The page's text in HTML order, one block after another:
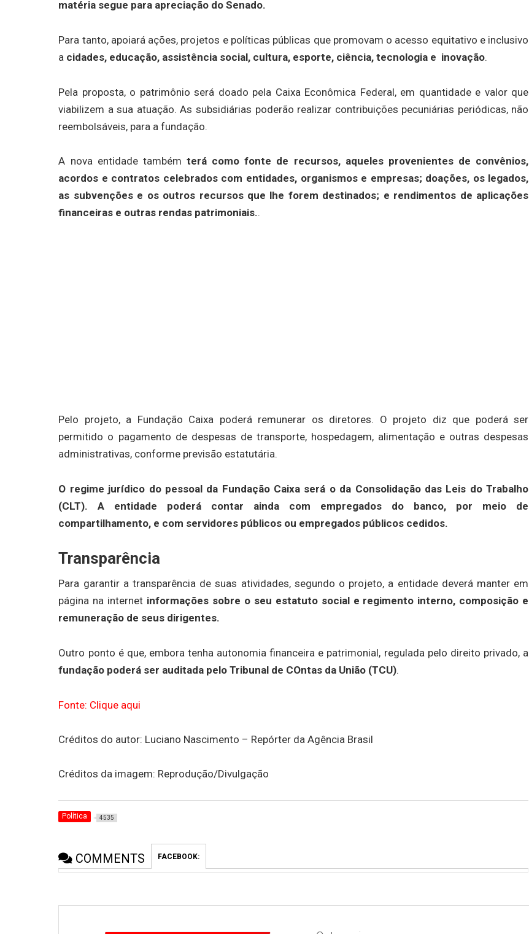
matéria segue para apreciação do Senado.
Para tanto, apoiará ações, projetos e políticas públicas que promovam o acesso equitativo e inclusivo
a cidades, educação, assistência social, cultura, esporte, ciência, tecnologia e inovação.
Pela proposta, o patrimônio será doado pela Caixa Econômica Federal, em quantidade e valor que
viabilizem a sua atuação. As subsidiárias poderão realizar contribuições pecuniárias periódicas, não
reembolsáveis, para a fundação.
A nova entidade também terá como fonte de recursos, aqueles provenientes de convênios,
acordos e contratos celebrados com entidades, organismos e empresas; doações, os legados,
as subvenções e os outros recursos que lhe forem destinados; e rendimentos de aplicações
financeiras e outras rendas patrimoniais..
Pelo projeto, a Fundação Caixa poderá remunerar os diretores. O projeto diz que poderá ser
permitido o pagamento de despesas de transporte, hospedagem, alimentação e outras despesas
administrativas, conforme previsão estatutária.
O regime jurídico do pessoal da Fundação Caixa será o da Consolidação das Leis do Trabalho
(CLT). A entidade poderá contar ainda com empregados do banco, por meio de
compartilhamento, e com servidores públicos ou empregados públicos cedidos.
Transparência
Para garantir a transparência de suas atividades, segundo o projeto, a entidade deverá manter em
página na internet informações sobre o seu estatuto social e regimento interno, composição e
remuneração de seus dirigentes.
Outro ponto é que, embora tenha autonomia financeira e patrimonial, regulada pelo direito privado, a
fundação poderá ser auditada pelo Tribunal de COntas da União (TCU).
Fonte: Clique aqui
Créditos do autor: Luciano Nascimento – Repórter da Agência Brasil
Créditos da imagem: Reprodução/Divulgação
Política 4535
COMMENTS FACEBOOK: